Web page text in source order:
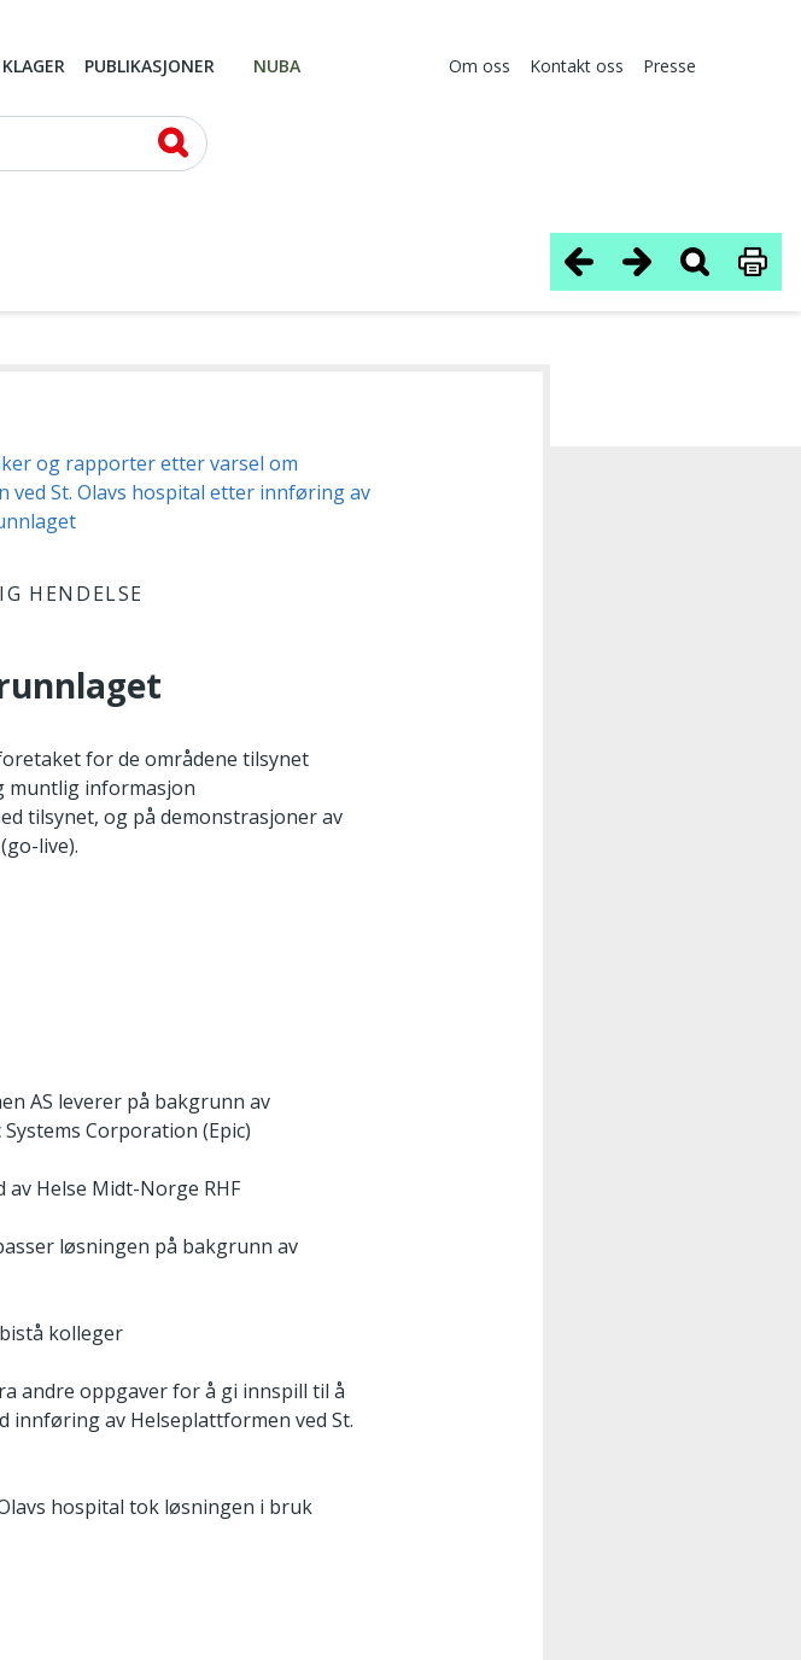
PUBLIKASJONER NUBA Om oss Kontakt oss Presse
og rapporter etter varsel om
ved St. Olavs hospital etter innføring av
HENDELSE
for de områdene tilsynet
muntlig informasjon
tilsynet, og på demonstrasjoner av
live).
AS leverer på bakgrunn av
Corporation (Epic)
Helse Midt-Norge RHF
løsningen på bakgrunn av
kolleger
andre oppgaver for å gi innspill til å
innføring av Helseplattformen ved St.
hospital tok løsningen i bruk